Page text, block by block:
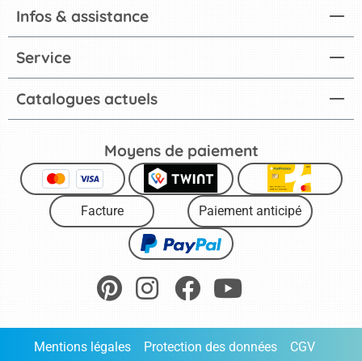
Catalogues actuels
Infos & assistance
Service
Moyens de paiement
Facture Paiement anticipé
Mentions légales Protection des données CGV